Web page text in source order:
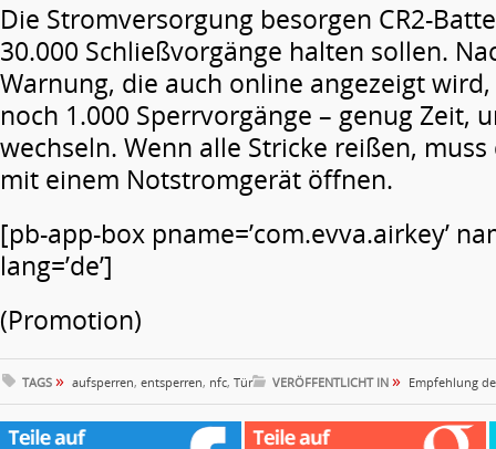
Die Stromversorgung besorgen CR2-
30.000 Schließvorgänge halten sollen.
Warnung, die auch online angezeigt
noch 1.000 Sperrvorgänge – genug Zeit,
wechseln. Wenn alle Stricke reißen,
mit einem Notstromgerät öffnen.
[pb-app-box pname=’com.evva.airkey’
lang=’de’]
(Promotion)
TAGS » aufsperren, entsperren, nfc, Tür VERÖFFENTLICHT IN » Empfehlung